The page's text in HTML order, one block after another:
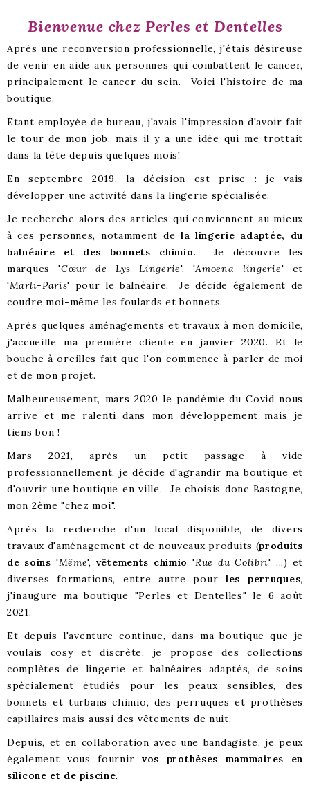
Bienvenue chez Perles et Dentelles
Après une reconversion professionnelle, j'étais désireuse
de venir en aide aux personnes qui combattent le cancer,
principalement le cancer du sein. Voici l'histoire de ma
boutique.
Etant employée de bureau, j'avais l'impression d'avoir fait
le tour de mon job, mais il y a une idée qui me trottait
dans la tête depuis quelques mois!
En septembre 2019, la décision est prise : je vais
développer une activité dans la lingerie spécialisée.
Je recherche alors des articles qui conviennent au mieux
à ces personnes, notamment de la lingerie adaptée, du
balnéaire et des bonnets chimio. Je découvre les
marques 'Cœur de Lys Lingerie', 'Amoena lingerie' et
'Marli-Paris' pour le balnéaire. Je décide également de
coudre moi-même les foulards et bonnets.
Après quelques aménagements et travaux à mon domicile,
j'accueille ma première cliente en janvier 2020. Et le
bouche à oreilles fait que l'on commence à parler de moi
et de mon projet.
Malheureusement, mars 2020 le pandémie du Covid nous
arrive et me ralenti dans mon développement mais je
tiens bon !
Mars 2021, après un petit passage à vide
professionnellement, je décide d'agrandir ma boutique et
d'ouvrir une boutique en ville. Je choisis donc Bastogne,
mon 2ème "chez moi".
Après la recherche d'un local disponible, de divers
travaux d'aménagement et de nouveaux produits (produits
de soins 'Même', vêtements chimio 'Rue du Colibri' ...) et
diverses formations, entre autre pourles perruques,
j'inaugure ma boutique "Perles et Dentelles" le 6 août
2021.
Et depuis l'aventure continue, dans ma boutique que je
voulais cosy et discrète, je propose des collections
complètes de lingerie et balnéaires adaptés, de soins
spécialement étudiés pour les peaux sensibles, des
bonnets et turbans chimio, des perruques et prothèses
capillaires mais aussi des vêtements de nuit.
Depuis, et en collaboration avec une bandagiste, je peux
également vous fournir vos prothèses mammaires en
silicone et de piscine.